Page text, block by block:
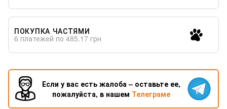
ПОКУПКА ЧАСТЯМИ
6 платежей по 485.17 грн
Если у вас есть жалоба – оставьте ее,
пожалуйста, в нашем Телеграме